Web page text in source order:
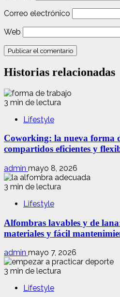
Correo electrónico
Web
Historias relacionadas
3 min de lectura
Lifestyle
Coworking: la nueva forma
compartidos eficientes y
admin mayo 8, 2026
3 min de lectura
Lifestyle
Alfombras lavables y de
materiales y fácil
admin mayo 7, 2026
3 min de lectura
Lifestyle